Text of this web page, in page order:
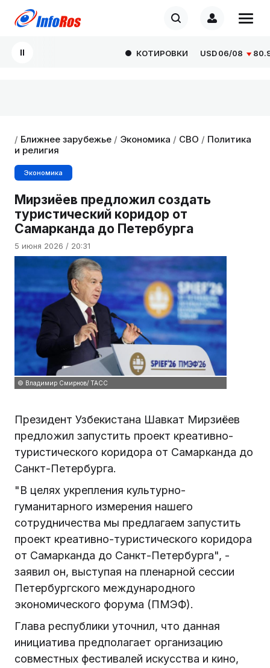
КОТИРОВКИ USD06/08
/ Ближнее зарубежье / Экономика / СВО / Политика
и религия
Экономика
Мирзиёев предложил создать
туристический коридор от
Самарканда до Петербурга
5 июня 2026 / 20:31
© Владимир Смирнов/ ТАСС
Президент Узбекистана Шавкат Мирзиёев
предложил запустить проект креативно-
туристического коридора от Самарканда до
Санкт-Петербурга.
"В целях укрепления культурно-
гуманитарного измерения нашего
сотрудничества мы предлагаем запустить
проект креативно-туристического коридора
от Самарканда до Санкт-Петербурга", -
заявил он, выступая на пленарной сессии
Петербургского международного
экономического форума (ПМЭФ).
Глава республики уточнил, что данная
инициатива предполагает организацию
совместных фестивалей искусства и кино,